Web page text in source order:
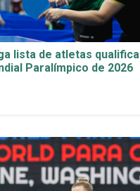
lista de atletas
Paralímpico de 2026